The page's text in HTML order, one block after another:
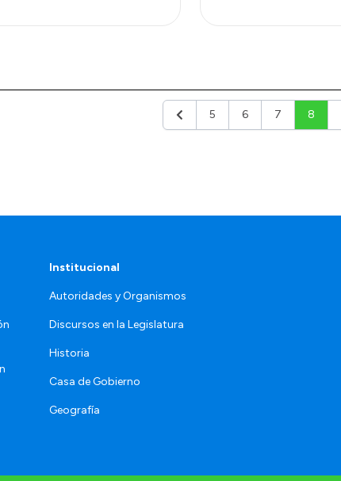
Anterior
5 6 7 8
Institucional
Autoridades y Organismos
Discursos en la Legislatura
Historia
Casa de Gobierno
Geografía